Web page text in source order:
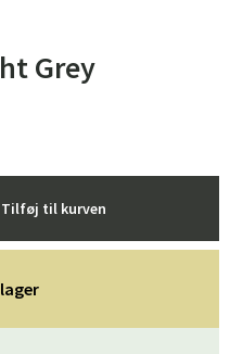
Grey
Tilføj til kurven